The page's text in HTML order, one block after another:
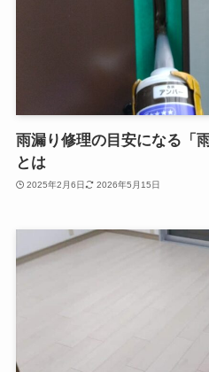
雨漏り修理の目安になる「
とは
2025年2月6日 2026年5月15日